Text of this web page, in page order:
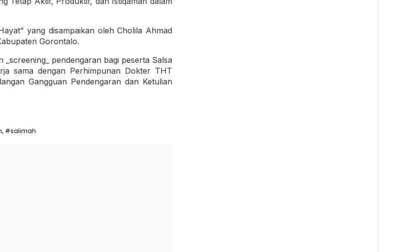
yang disampaikan oleh Cholila Ahmad
Gorontalo.
pendengaran bagi peserta Salsa
sama dengan Perhimpunan Dokter THT
Gangguan Pendengaran dan Ketulian
, #salimah